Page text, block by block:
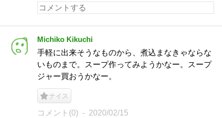
Michiko Kikuchi
手軽に出来そうなものから、煮込まなきゃならな
いものまで。スープ作ってみようかなー。スープ
ジャー買おうかなー。
ナイス
コメント(0) 2020/02/15